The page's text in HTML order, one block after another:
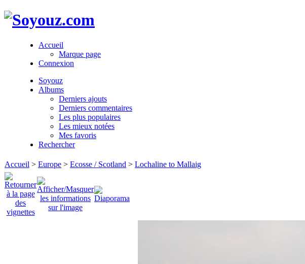
Accueil
Marque page
Connexion
Soyouz
Albums
Derniers ajouts
Derniers commentaires
Les plus populaires
Les mieux notées
Mes favoris
Rechercher
Accueil > Europe > Ecosse / Scotland > Lochaline to Mallaig